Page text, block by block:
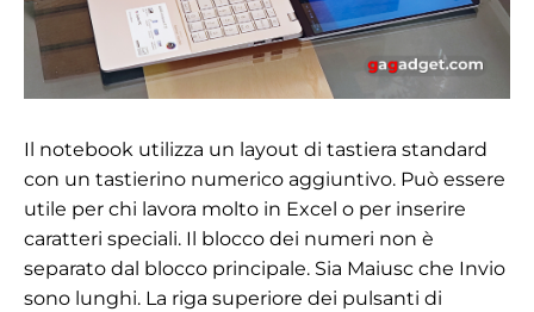
Il notebook utilizza un layout di tastiera standard
con un tastierino numerico aggiuntivo. Può essere
utile per chi lavora molto in Excel o per inserire
caratteri speciali. Il blocco dei numeri non è
separato dal blocco principale. Sia Maiusc che Invio
sono lunghi. La riga superiore dei pulsanti di